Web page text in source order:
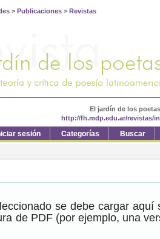
> Publicaciones > Revistas
El jardín de los
http://fh.mdp.edu.ar/revistas/
sesión Categorías Buscar
se debe cargar
de PDF (por ejemplo, una